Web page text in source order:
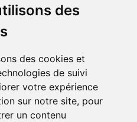
des
des cookies et
de suivi
votre expérience
sur notre site, pour
un contenu
sur Twitter